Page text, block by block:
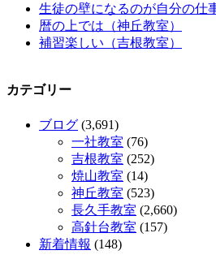
生徒の壁になるのが自分の仕
暦の上では（神丘教室）
補習楽しい（吉根教室）
カテゴリー
ブログ (3,691)
一社教室 (76)
吉根教室 (252)
焼山教室 (14)
神丘教室 (523)
長久手教室 (2,660)
高針台教室 (157)
新着情報 (148)